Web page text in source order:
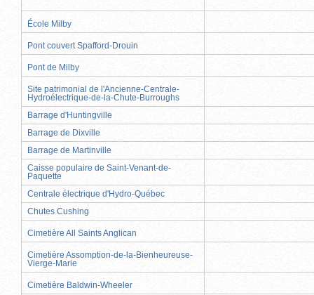
École Milby
Pont couvert Spafford-Drouin
Pont de Milby
Site patrimonial de l'Ancienne-Centrale-
Hydroélectrique-de-la-Chute-Burroughs
Barrage d'Huntingville
Barrage de Dixville
Barrage de Martinville
Caisse populaire de Saint-Venant-de-
Paquette
Centrale électrique d'Hydro-Québec
Chutes Cushing
Cimetière All Saints Anglican
Cimetière Assomption-de-la-Bienheureuse-
Vierge-Marie
Cimetière Baldwin-Wheeler